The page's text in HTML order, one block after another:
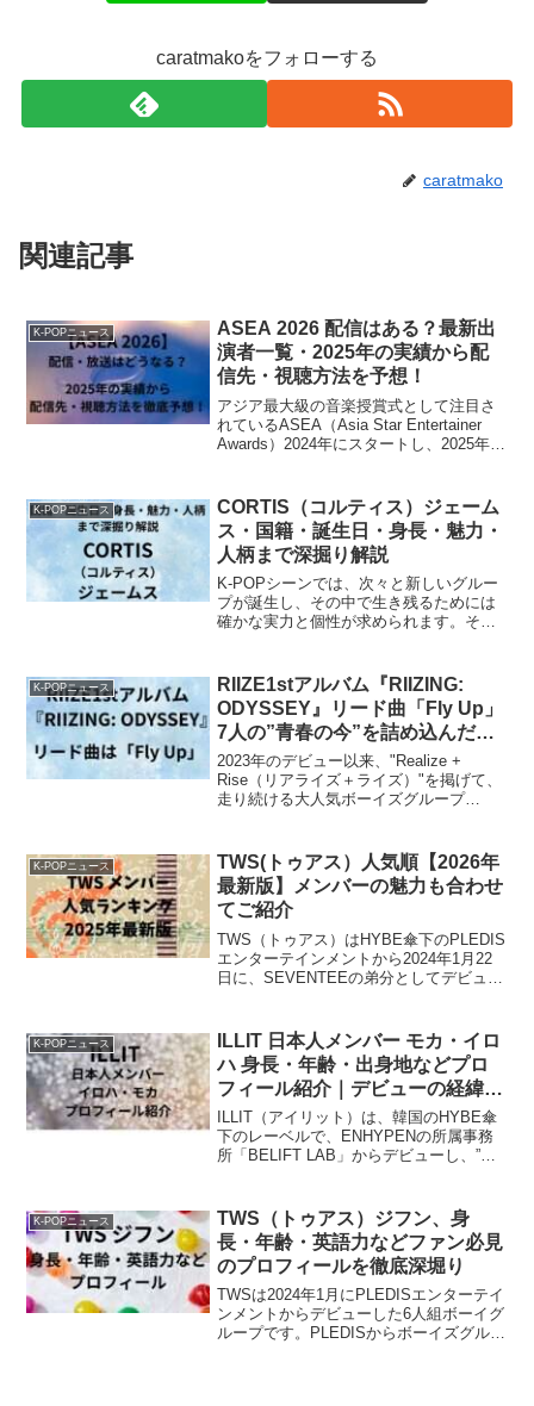
caratmakoをフォローする
caratmako
関連記事
K-POPニュース
ASEA 2026 配信はある？最新出
演者一覧・2025年の実績から配
信先・視聴方法を予想！
アジア最大級の音楽授賞式として注目さ
れているASEA（Asia Star Entertainer
Awards）2024年にスタートし、2025年は
か？出演者やMC...
K-POPニュース
CORTIS（コルティス）ジェーム
ス・国籍・誕生日・身長・魅力・
人柄まで深掘り解説
K-POPシーンでは、次々と新しいグルー
プが誕生し、その中で生き残るためには
確かな実力と個性が求められます。そん
です。CORTISは派手な話題性だけに頼
らず、音楽や...
K-POPニュース
RIIZE1stアルバム『RIIZING:
ODYSSEY』リード曲「Fly Up」
7人の”青春の今”を詰め込んだ新
曲に注目！
2023年のデビュー以来、"Realize +
Rise（リアライズ＋ライズ）"を掲げて、
走り続ける大人気ボーイズグループ
注目を集めています。そんなRIIZEの1...
K-POPニュース
TWS(トゥアス）人気順【2026年
最新版】メンバーの魅力も合わせ
てご紹介
TWS（トゥアス）はHYBE傘下のPLEDIS
エンターテインメントから2024年1月22
日に、SEVENTEEの弟分としてデビュー
ン、ジブン ギョンミンの６名です。
PLE...
K-POPニュース
ILLIT 日本人メンバー モカ・イロ
ハ 身長・年齢・出身地などプロ
フィール紹介｜デビューの経緯や
グループでの役割は？
ILLIT（アイリット）は、韓国のHYBE傘
下のレーベルで、ENHYPENの所属事務
所「BELIFT LAB」からデビューし、”第5
YUNAH（ユナ） MINJU...
K-POPニュース
TWS（トゥアス）ジフン、身
長・年齢・英語力などファン必見
のプロフィールを徹底深堀り
TWSは2024年1月にPLEDISエンターテイ
ンメントからデビューした6人組ボーイグ
ループです。PLEDISからボーイズグルー